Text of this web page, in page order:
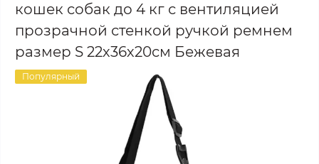
кошек собак до 4 кг с вентиляцией
прозрачной стенкой ручкой ремнем
размер S 22х36х20см Бежевая
Популярный